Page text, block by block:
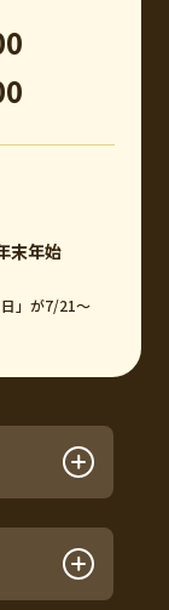
末年始
」が7/21～